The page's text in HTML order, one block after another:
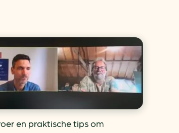
en praktische tips om